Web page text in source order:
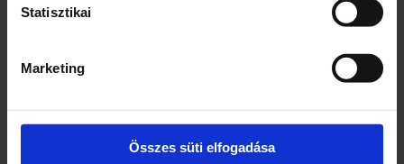
Statisztikai
Marketing
Összes süti elfogadása
Citrom sűrítmény (0,1%)
Természetes citrom ízesítés
Színezék E150d